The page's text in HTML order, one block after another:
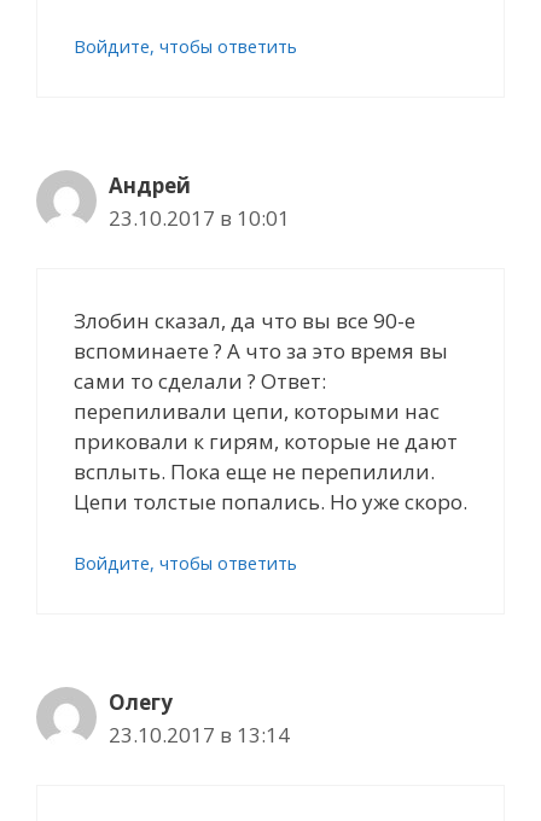
Войдите, чтобы ответить
Андрей
23.10.2017 в 10:01
Злобин сказал, да что вы все 90-е
вспоминаете ? А что за это время вы
сами то сделали ? Ответ:
перепиливали цепи, которыми нас
приковали к гирям, которые не дают
всплыть. Пока еще не перепилили.
Цепи толстые попались. Но уже скоро.
Войдите, чтобы ответить
Олегу
23.10.2017 в 13:14